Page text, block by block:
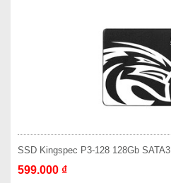
SSD Kingspec P3-128 128Gb SATA3
599.000 ₫